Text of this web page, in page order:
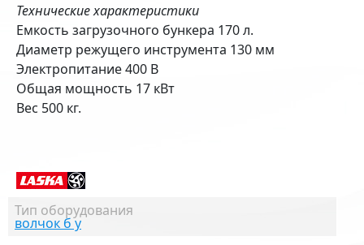
Тип оборудования
волчок б у
Технические характеристики
Емкость загрузочного бункера 170 л.
Диаметр режущего инструмента 130 мм
Электропитание 400 В
Общая мощность 17 кВт
Вес 500 кг.